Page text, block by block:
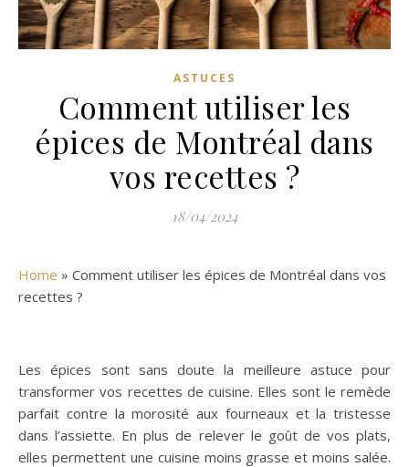
ASTUCES
Comment utiliser les
épices de Montréal dans
vos recettes ?
18/04/2024
Home » Comment utiliser les épices de Montréal dans vos
recettes ?
Les épices sont sans doute la meilleure astuce pour
transformer vos recettes de cuisine. Elles sont le remède
parfait contre la morosité aux fourneaux et la tristesse
dans l’assiette. En plus de relever le goût de vos plats,
elles permettent une cuisine moins grasse et moins salée.